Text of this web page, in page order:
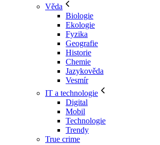
Věda
Biologie
Ekologie
Fyzika
Geografie
Historie
Chemie
Jazykověda
Vesmír
IT a technologie
Digital
Mobil
Technologie
Trendy
True crime